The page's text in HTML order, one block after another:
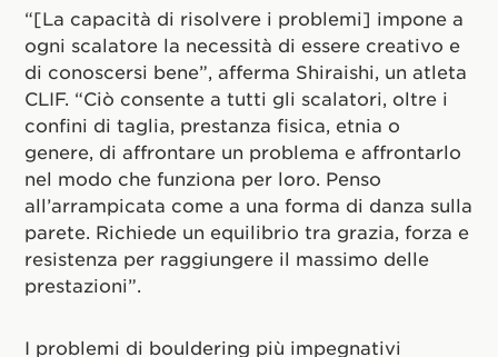
“[La capacità di risolvere i problemi] impone a
ogni scalatore la necessità di essere creativo e
di conoscersi bene”, afferma Shiraishi, un atleta
CLIF. “Ciò consente a tutti gli scalatori, oltre i
confini di taglia, prestanza fisica, etnia o
genere, di affrontare un problema e affrontarlo
nel modo che funziona per loro. Penso
all’arrampicata come a una forma di danza sulla
parete. Richiede un equilibrio tra grazia, forza e
resistenza per raggiungere il massimo delle
prestazioni”.
I problemi di bouldering più impegnativi